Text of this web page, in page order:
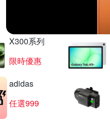
X300系列
限時優惠
adidas
任選999